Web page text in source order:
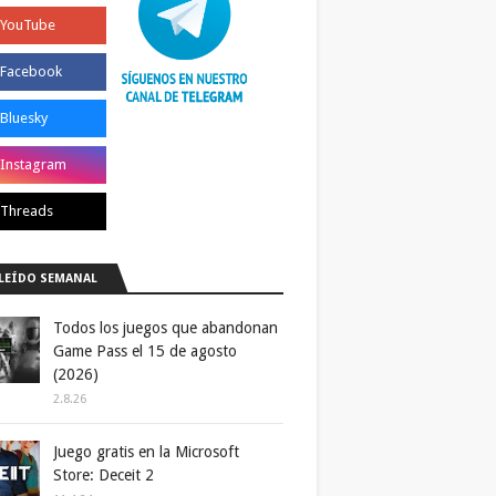
SEMANAL
Todos los juegos que abandonan
Game Pass el 15 de agosto
(2026)
2.8.26
Juego gratis en la Microsoft
Store: Deceit 2